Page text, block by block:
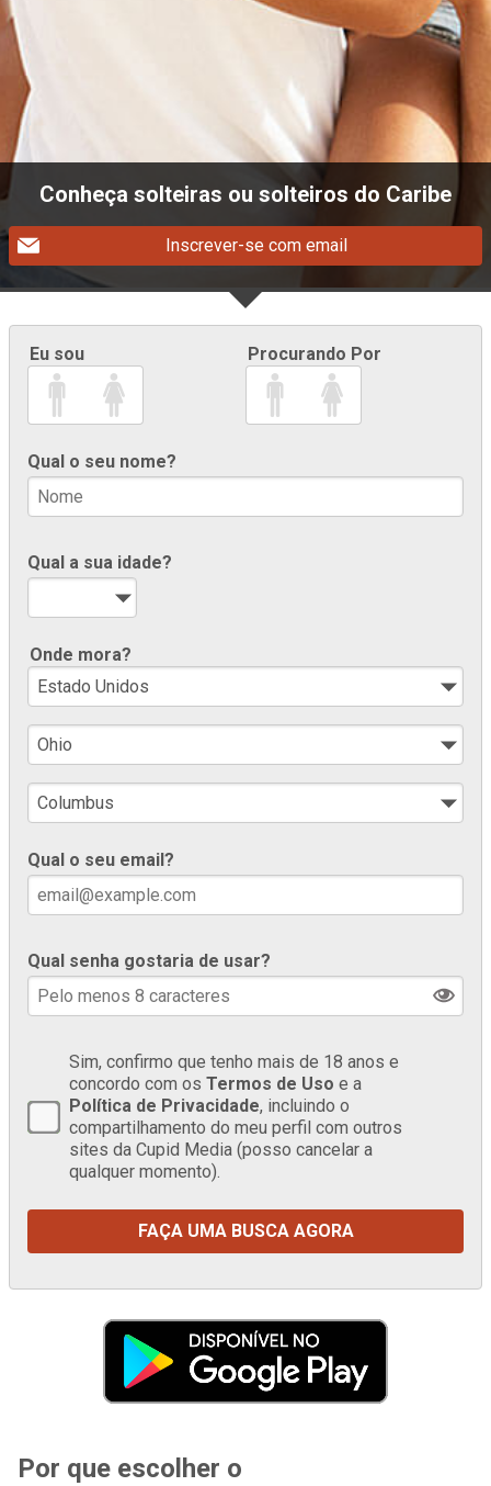
Conheça solteiras ou solteiros do Caribe
Inscrever-se com email
Eu sou Procurando Por
Qual o seu nome?
Qual a sua idade?
Onde mora?
Qual o seu email?
Qual senha gostaria de usar?
Sim, confirmo que tenho mais de 18 anos e
concordo com os Termos de Uso e a
Política de Privacidade, incluindo o
compartilhamento do meu perfil com outros
sites da Cupid Media (posso cancelar a
qualquer momento).
Por que escolher o